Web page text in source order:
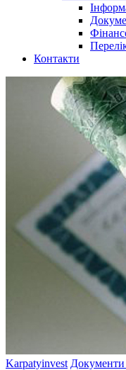
Контакти
Karpatyinvest Документи